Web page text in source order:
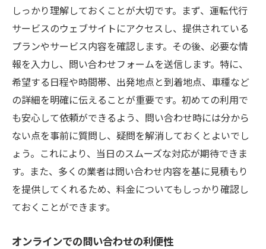
しっかり理解しておくことが大切です。まず、運転代行
サービスのウェブサイトにアクセスし、提供されている
プランやサービス内容を確認します。その後、必要な情
報を入力し、問い合わせフォームを送信します。特に、
希望する日程や時間帯、出発地点と到着地点、車種など
の詳細を明確に伝えることが重要です。初めての利用で
も安心して依頼ができるよう、問い合わせ時には分から
ない点を事前に質問し、疑問を解消しておくとよいでし
ょう。これにより、当日のスムーズな対応が期待できま
す。また、多くの業者は問い合わせ内容を基に見積もり
を提供してくれるため、料金についてもしっかり確認し
ておくことができます。
オンラインでの問い合わせの利便性